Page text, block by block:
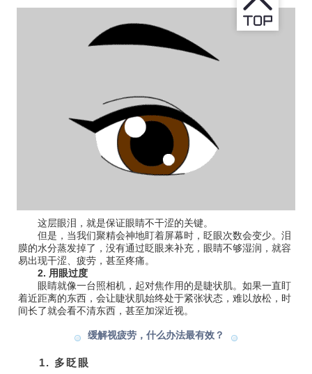
这层眼泪，就是保证眼睛不干涩的关键。
但是，当我们聚精会神地盯着屏幕时，眨眼次数会变少。泪
膜的水分蒸发掉了，没有通过眨眼来补充，眼睛不够湿润，就容
易出现干涩、疲劳，甚至疼痛。
2. 用眼过度
眼睛就像一台照相机，起对焦作用的是睫状肌。 如果一直盯
着近距离的东西，会让睫状肌始终处于紧张状态，难以放松，时
间长了就会看不清东西，甚至加深近视。
缓解视疲劳，什么办法最有效 ？
1. 多眨眼